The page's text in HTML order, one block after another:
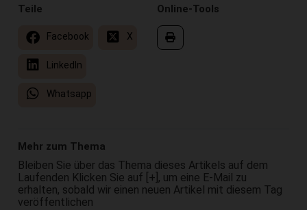
Online-Tools
Teile
Facebook X
LinkedIn
Whatsapp
Mehr zum Thema
Bleiben Sie über das Thema dieses Artikels auf dem
Laufenden Klicken Sie auf [+], um eine E-Mail zu
erhalten, sobald wir einen neuen Artikel mit diesem Tag
veröffentlichen